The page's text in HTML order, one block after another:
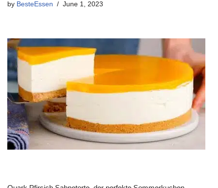
by BesteEssen June 1, 2023